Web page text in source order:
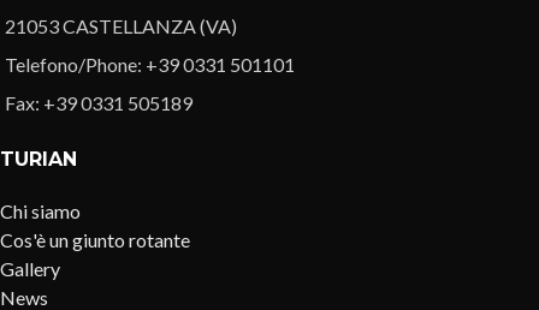
21053 CASTELLANZA (VA)
Telefono/Phone: +39 0331 501101
Fax: +39 0331 505189
TURIAN
Chi siamo
Cos'è un giunto rotante
Gallery
News